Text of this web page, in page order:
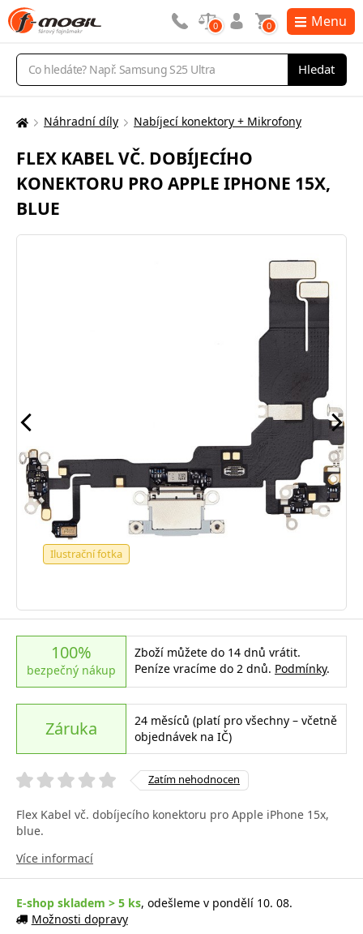
Vyhledávání
Hledat
0 0 Menu
Zde
nacházíte:
Náhradní díly Nabíjecí konektory + Mikrofony
FLEX KABEL VČ. DOBÍJECÍHO
KONEKTORU PRO APPLE IPHONE 15X,
BLUE
Ilustrační fotka
100%
bezpečný nákup
Zboží můžete do 14 dnů vrátit.
Peníze vracíme do 2 dnů. Podmínky.
Záruka
24 měsíců (platí pro všechny – včetně
objednávek na IČ)
Zatím nehodnocen
Flex Kabel vč. dobíjecího konektoru pro Apple iPhone 15x,
blue.
Více informací
E-shop skladem > 5 ks, odešleme v pondělí 10. 08.
Možnosti dopravy